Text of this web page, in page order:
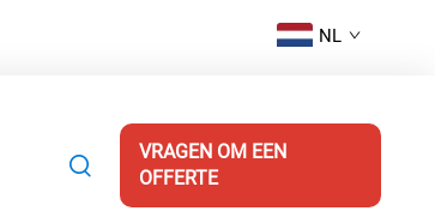
NL
VRAGEN OM EEN
OFFERTE